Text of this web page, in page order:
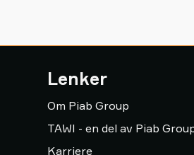
Lenker
Om Piab Group
TAWI - en del av Piab
Karriere